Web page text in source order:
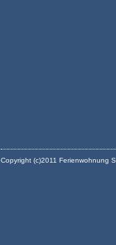
Copyright (c)2011 Ferienwohnung